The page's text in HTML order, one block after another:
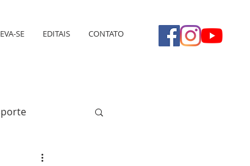
SE EDITAIS CONTATO